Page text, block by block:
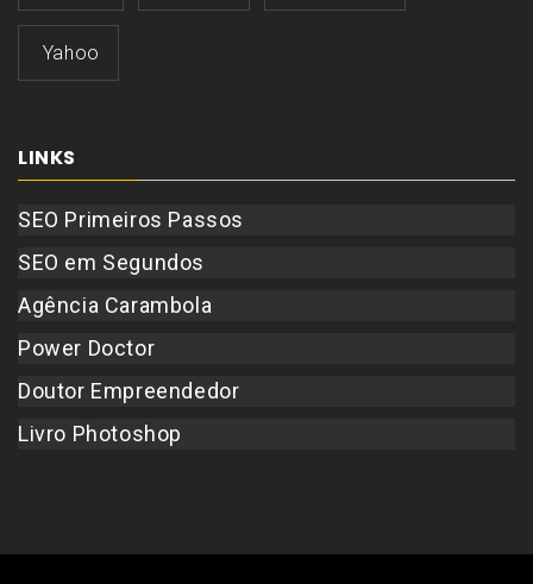
Yahoo
LINKS
SEO Primeiros Passos
SEO em Segundos
Agência Carambola
Power Doctor
Doutor Empreendedor
Livro Photoshop